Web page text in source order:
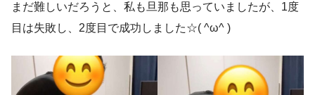
まだ難しいだろうと、私も旦那も思っていましたが、1度
目は失敗し、2度目で成功しました☆( ^ω^ )